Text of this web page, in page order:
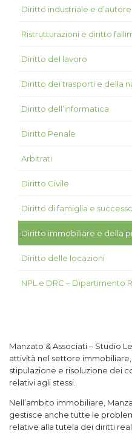
Diritto industriale e d’autore
Ristrutturazioni e diritto
Diritto del lavoro
Diritto dei trasporti e della
Diritto dell’informatica
Diritto Penale
Arbitrati
Diritto Civile
Diritto di famiglia e
Diritto immobiliare e della
Diritto delle locazioni
NPL e DRC – Dipartimento
Manzato & Associati – Studio
attività nel settore
stipulazione e risoluzione dei
relativi agli stessi.
Nell’ambito immobiliare,
gestisce anche tutte le
relative alla tutela dei diritti